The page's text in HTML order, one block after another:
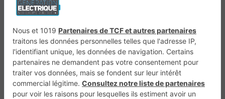
Génération 4×4 Génération Sans Permis VTTAE.fr FullAttack